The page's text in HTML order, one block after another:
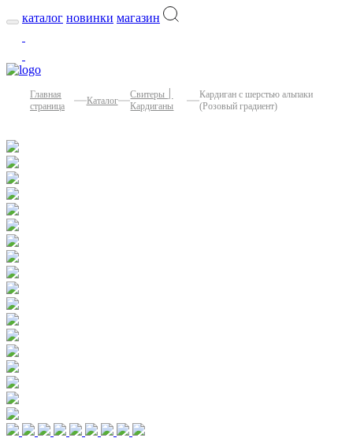
каталог новинки магазин
Главная
страница
Каталог
Свитеры ׀
Кардиганы
Кардиган с шерстью альпаки
(Розовый градиент)